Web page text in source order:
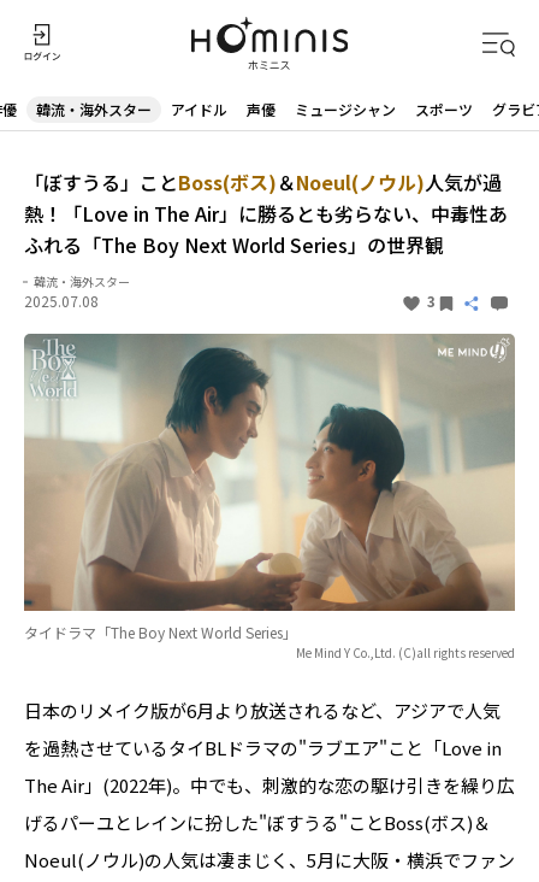
韓流・海外スター アイドル 声優 ミュージシャン スポーツ グラビ
「ぼすうる」ことBoss(ボス)＆Noeul(ノウル)人気が過
熱！「Love in The Air」に勝るとも劣らない、中毒性あ
ふれる「The Boy Next World Series」の世界観
韓流・海外スター
2025.07.08 3
タイドラマ「The Boy Next World Series」
Me Mind Y Co.,Ltd. (C)all rights reserved
日本のリメイク版が6月より放送されるなど、アジアで人気
を過熱させているタイBLドラマの"ラブエア"こと「Love in
The Air」(2022年)。中でも、刺激的な恋の駆け引きを繰り広
げるパーユとレインに扮した"ぼすうる"ことBoss(ボス)＆
Noeul(ノウル)の人気は凄まじく、5月に大阪・横浜でファン